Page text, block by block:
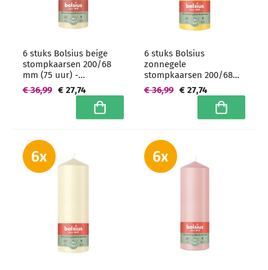
6 stuks Bolsius beige
stompkaarsen 200/68
mm (75 uur) -
grootverpakking
€ 27,74
€ 36,99
In winkelwagen
6 stuks Bolsius
zonnegele
stompkaarsen 200/68
mm (75 uur) -
grootverpakking
€ 27,74
€ 36,99
In